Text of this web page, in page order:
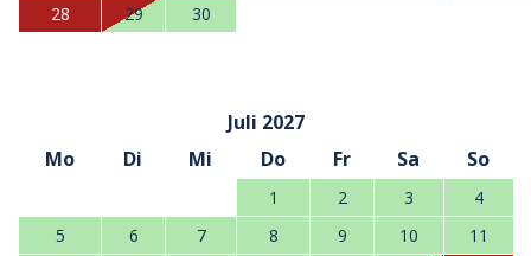
28
29 30
Juli 2027
Mo
Di Mi Do Fr Sa So
1 2 3
4
5
6 7 8 9 10
11